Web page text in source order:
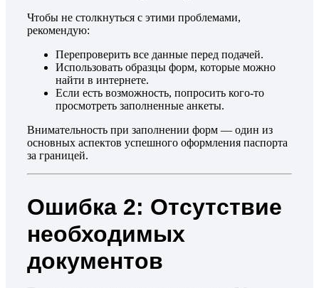
Чтобы не столкнуться с этими проблемами,
рекомендую:
Перепроверить все данные перед подачей.
Использовать образцы форм, которые можно
найти в интернете.
Если есть возможность, попросить кого-то
просмотреть заполненные анкеты.
Внимательность при заполнении форм — один из
основных аспектов успешного оформления паспорта
за границей.
Ошибка 2: Отсутствие
необходимых
документов